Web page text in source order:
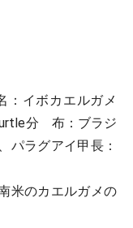
：イボカエルガメ
分 布：ブラジ
パラグアイ 甲長 ：
米のカエルガメの